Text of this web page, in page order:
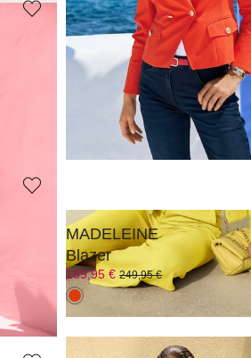
MADELEINE
Blazer
239,95 €
Meilleur prix sous 30 jours**: 189,95 €
MADELEINE
Blazer
169,95 €249,95 €